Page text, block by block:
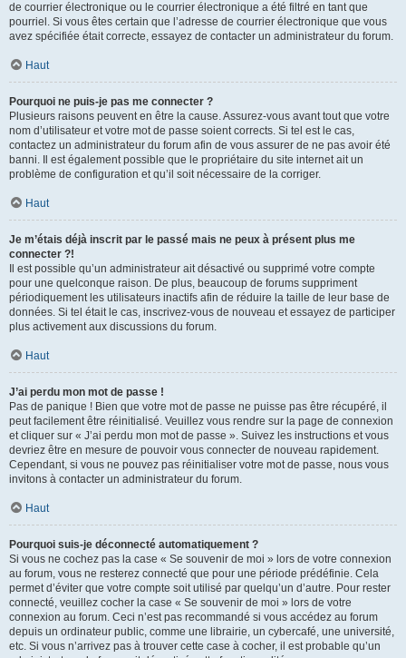
de courrier électronique ou le courrier électronique a été filtré en tant que
pourriel. Si vous êtes certain que l’adresse de courrier électronique que vous
avez spécifiée était correcte, essayez de contacter un administrateur du forum.
Haut
Pourquoi ne puis-je pas me connecter ?
Plusieurs raisons peuvent en être la cause. Assurez-vous avant tout que votre
nom d’utilisateur et votre mot de passe soient corrects. Si tel est le cas,
contactez un administrateur du forum afin de vous assurer de ne pas avoir été
banni. Il est également possible que le propriétaire du site internet ait un
problème de configuration et qu’il soit nécessaire de la corriger.
Haut
Je m’étais déjà inscrit par le passé mais ne peux à présent plus me
connecter ?!
Il est possible qu’un administrateur ait désactivé ou supprimé votre compte
pour une quelconque raison. De plus, beaucoup de forums suppriment
périodiquement les utilisateurs inactifs afin de réduire la taille de leur base de
données. Si tel était le cas, inscrivez-vous de nouveau et essayez de participer
plus activement aux discussions du forum.
Haut
J’ai perdu mon mot de passe !
Pas de panique ! Bien que votre mot de passe ne puisse pas être récupéré, il
peut facilement être réinitialisé. Veuillez vous rendre sur la page de connexion
et cliquer sur « J’ai perdu mon mot de passe ». Suivez les instructions et vous
devriez être en mesure de pouvoir vous connecter de nouveau rapidement.
Cependant, si vous ne pouvez pas réinitialiser votre mot de passe, nous vous
invitons à contacter un administrateur du forum.
Haut
Pourquoi suis-je déconnecté automatiquement ?
Si vous ne cochez pas la case « Se souvenir de moi » lors de votre connexion
au forum, vous ne resterez connecté que pour une période prédéfinie. Cela
permet d’éviter que votre compte soit utilisé par quelqu’un d’autre. Pour rester
connecté, veuillez cocher la case « Se souvenir de moi » lors de votre
connexion au forum. Ceci n’est pas recommandé si vous accédez au forum
depuis un ordinateur public, comme une librairie, un cybercafé, une université,
etc. Si vous n’arrivez pas à trouver cette case à cocher, il est probable qu’un